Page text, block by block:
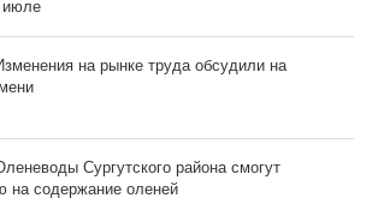
июле
на рынке труда обсудили на
Сургутского района смогут
на содержание оленей